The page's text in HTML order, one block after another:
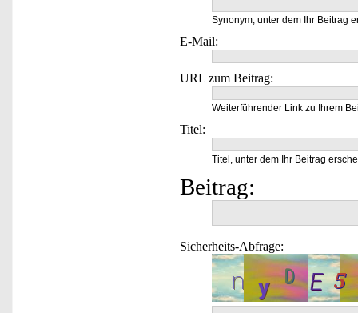
Synonym, unter dem Ihr Beitrag
E-Mail:
URL zum Beitrag:
Weiterführender Link zu Ihrem
Titel:
Titel, unter dem Ihr Beitrag
Beitrag:
Sicherheits-Abfrage: